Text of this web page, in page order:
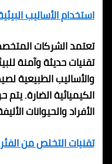
استخدام الأساليب
تعتمد الشركات
تقنيات حديثة وآمنة
والأساليب الطبيعية
الكيميائية الضارة.
الأفراد والحيوانات
تقنيات التخلص من